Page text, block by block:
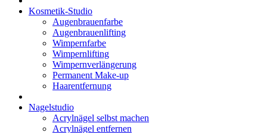
Kosmetik-Studio
Augenbrauenfarbe
Augenbrauenlifting
Wimpernfarbe
Wimpernlifting
Wimpernverlängerung
Permanent Make-up
Haarentfernung
Nagelstudio
Acrylnägel selbst machen
Acrylnägel entfernen